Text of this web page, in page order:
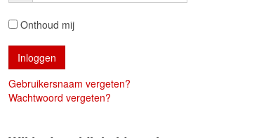
Onthoud mij
Gebruikersnaam vergeten?
Wachtwoord vergeten?